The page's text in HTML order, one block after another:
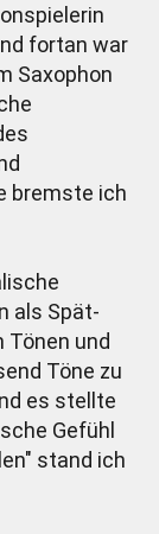
fortan war
Saxophon
bremste ich
als Spät-
Tönen und
Töne zu
es stellte
Gefühl
stand ich